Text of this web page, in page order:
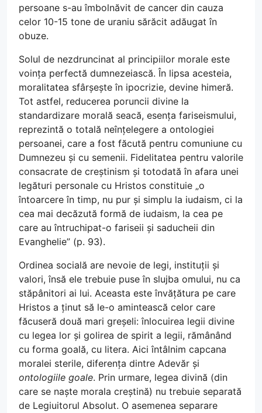
persoane s-au îmbolnăvit de cancer din cauza
celor 10-15 tone de uraniu sărăcit adăugat în
obuze.
Solul de nezdruncinat al principiilor morale este
voința perfectă dumnezeiască. În lipsa acesteia,
moralitatea sfârșește în ipocrizie, devine himeră.
Tot astfel, reducerea poruncii divine la
standardizare morală seacă, esența fariseismului,
reprezintă o totală neînțelegere a ontologiei
persoanei, care a fost făcută pentru comuniune cu
Dumnezeu și cu semenii. Fidelitatea pentru valorile
consacrate de creștinism și totodată în afara unei
legături personale cu Hristos constituie „o
întoarcere în timp, nu pur și simplu la iudaism, ci la
cea mai decăzută formă de iudaism, la cea pe
care au întruchipat-o fariseii și saducheii din
Evanghelie” (p. 93).
Ordinea socială are nevoie de legi, instituții și
valori, însă ele trebuie puse în slujba omului, nu ca
stăpânitori ai lui. Aceasta este învățătura pe care
Hristos a ținut să le-o amintească celor care
făcuseră două mari greșeli: înlocuirea legii divine
cu legea lor și golirea de spirit a legii, rămânând
cu forma goală, cu litera. Aici întâlnim capcana
moralei sterile, diferența dintre Adevăr și
ontologiile goale. Prin urmare, legea divină (din
care se naște morala creștină) nu trebuie separată
de Legiuitorul Absolut. O asemenea separare